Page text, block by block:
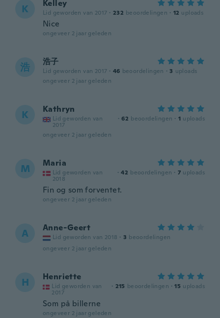
K Kelley
Lid geworden van 2017 · 232 beoordelingen · 12 uploads
Nice
ongeveer 2 jaar geleden
浩 浩子
Lid geworden van 2017 · 46 beoordelingen · 3 uploads
ongeveer 2 jaar geleden
K Kathryn
Lid geworden van
2017
· 62 beoordelingen · 1 uploads
ongeveer 2 jaar geleden
M Maria
Lid geworden van
2018
· 42 beoordelingen · 7 uploads
Fin og som forventet.
ongeveer 2 jaar geleden
A Anne-Geert
Lid geworden van 2018 · 3 beoordelingen
ongeveer 2 jaar geleden
H Henriette
Lid geworden van
2017
· 215 beoordelingen · 15 uploads
Som på billerne
ongeveer 2 jaar geleden